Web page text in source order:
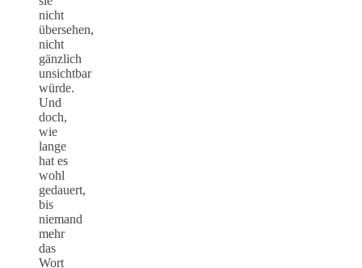
nicht
übersehen,
nicht
gänzlich
unsichtbar
würde.
Und
doch,
wie
lange
hat es
wohl
gedauert,
bis
niemand
mehr
das
Wort